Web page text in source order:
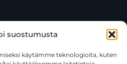
suostumusta
käytämme teknologioita, kuten